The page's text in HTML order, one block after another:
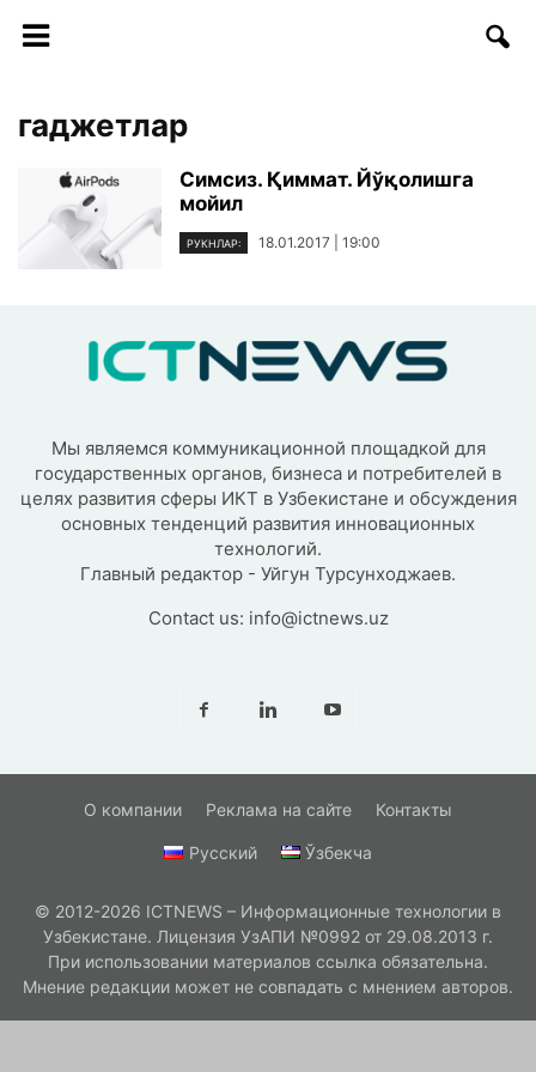
гаджетлар
Симсиз. Қиммат. Йўқолишга
мойил
РУКНЛАР: 18.01.2017 | 19:00
Мы являемся коммуникационной площадкой для
государственных органов, бизнеса и потребителей в
целях развития сферы ИКТ в Узбекистане и обсуждения
основных тенденций развития инновационных
технологий.
Главный редактор - Уйгун Турсунходжаев.
Contact us: info@ictnews.uz
О компании Реклама на сайте Контакты
Русский Ўзбекча
© 2012-2026 ICTNEWS – Информационные технологии в
Узбекистане. Лицензия УзАПИ №0992 от 29.08.2013 г.
При использовании материалов ссылка обязательна.
Мнение редакции может не совпадать с мнением авторов.